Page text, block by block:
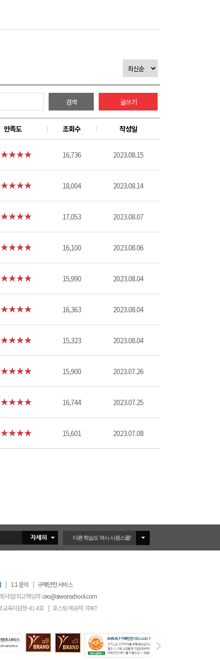
검색 글쓰기
만족도 조회수 작성일
16,736 2023.08.15
18,004 2023.08.14
17,053 2023.08.07
16,100 2023.08.06
15,990 2023.08.04
16,363 2023.08.04
15,323 2023.08.04
15,900 2023.07.26
16,744 2023.07.25
15,601 2023.07.08
다른 학습도 역시 시원스쿨!
| 1:1 문의 | 구매안전 서비스
(사업)최고책임자:ceo@siwonschool.com
교육지원청-414호 | 호스팅 제공자 : ㈜KT